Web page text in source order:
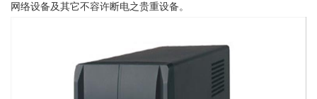
网络设备及其它不容许断电之贵重设备。